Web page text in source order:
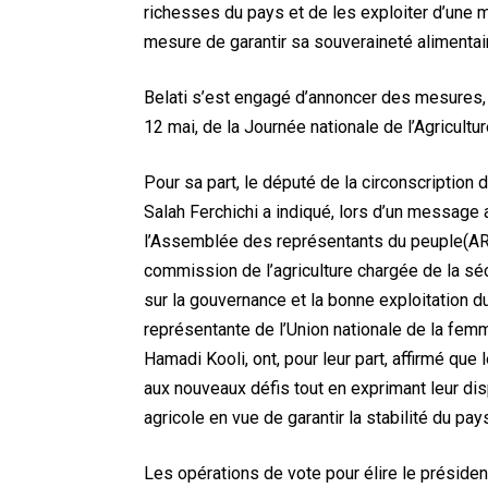
richesses du pays et de les exploiter d’une
mesure de garantir sa souveraineté
Belati s’est engagé d’annoncer des
12 mai, de la Journée nationale de
Pour sa part, le député de la circonscription
Salah Ferchichi a indiqué, lors d’un
l’Assemblée des représentants du
commission de l’agriculture chargée de la
sur la gouvernance et la bonne exploitation
représentante de l’Union nationale de la
Hamadi Kooli, ont, pour leur part, affirmé
aux nouveaux défis tout en exprimant leur
agricole en vue de garantir la stabilité du
Les opérations de vote pour élire le